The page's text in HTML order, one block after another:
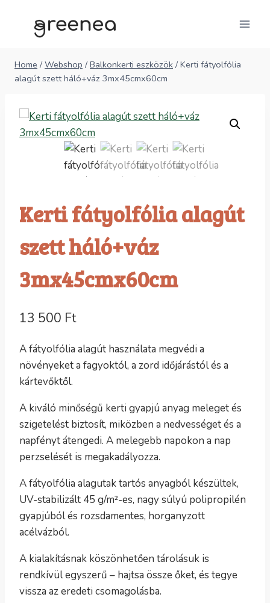
Home / Webshop / Balkonkerti eszközök / Kerti fátyolfólia
alagút szett háló+váz 3mx45cmx60cm
Kerti fátyolfólia alagút
szett háló+váz
3mx45cmx60cm
13 500 Ft
A fátyolfólia alagút használata megvédi a
növényeket a fagyoktól, a zord időjárástól és a
kártevőktől.
A kiváló minőségű kerti gyapjú anyag meleget és
szigetelést biztosít, miközben a nedvességet és a
napfényt átengedi. A melegebb napokon a nap
perzselését is megakadályozza.
A fátyolfólia alagutak tartós anyagból készültek,
UV-stabilizált 45 g/m²-es, nagy súlyú polipropilén
gyapjúból és rozsdamentes, horganyzott
acélvázból.
A kialakításnak köszönhetően tárolásuk is
rendkívül egyszerű – hajtsa össze őket, és tegye
vissza az eredeti csomagolásba.